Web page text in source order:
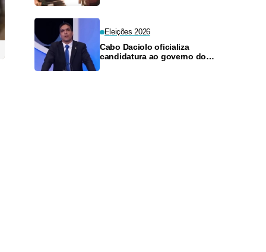
Eleições 2026
Cabo Daciolo oficializa
candidatura ao governo do